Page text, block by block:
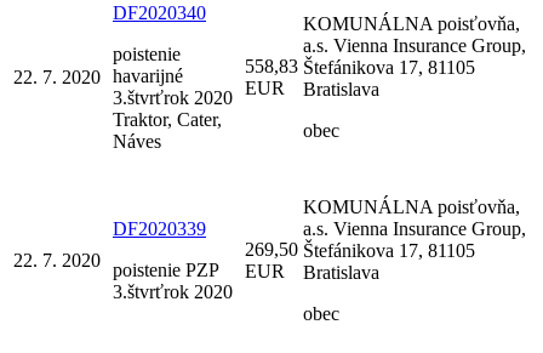
22. 7. 2020
DF2020340
poistenie
havarijné
3.štvrťrok 2020
Traktor, Cater,
Náves
558,83
EUR
KOMUNÁLNA poisťovňa,
a.s. Vienna Insurance Group,
Štefánikova 17, 81105
Bratislava
obec
22. 7. 2020
DF2020339
poistenie PZP
3.štvrťrok 2020
269,50
EUR
KOMUNÁLNA poisťovňa,
a.s. Vienna Insurance Group,
Štefánikova 17, 81105
Bratislava
obec